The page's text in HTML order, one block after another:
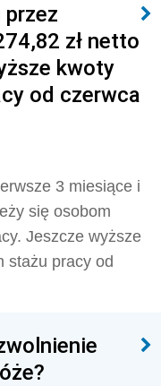
przez
zł netto
kwoty
od czerwca
3 miesiące i
się osobom
Jeszcze wyższe
stażu pracy od